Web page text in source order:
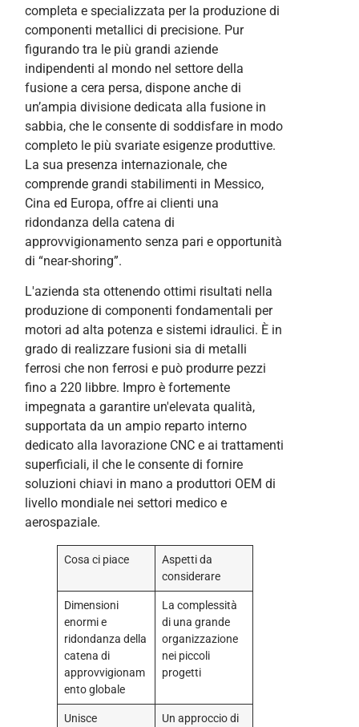
completa e specializzata per la produzione di
componenti metallici di precisione. Pur
figurando tra le più grandi aziende
indipendenti al mondo nel settore della
fusione a cera persa, dispone anche di
un’ampia divisione dedicata alla fusione in
sabbia, che le consente di soddisfare in modo
completo le più svariate esigenze produttive.
La sua presenza internazionale, che
comprende grandi stabilimenti in Messico,
Cina ed Europa, offre ai clienti una
ridondanza della catena di
approvvigionamento senza pari e opportunità
di “near-shoring”.
L'azienda sta ottenendo ottimi risultati nella
produzione di componenti fondamentali per
motori ad alta potenza e sistemi idraulici. È in
grado di realizzare fusioni sia di metalli
ferrosi che non ferrosi e può produrre pezzi
fino a 220 libbre. Impro è fortemente
impegnata a garantire un'elevata qualità,
supportata da un ampio reparto interno
dedicato alla lavorazione CNC e ai trattamenti
superficiali, il che le consente di fornire
soluzioni chiavi in mano a produttori OEM di
livello mondiale nei settori medico e
aerospaziale.
Cosa ci piace
Aspetti da
considerare
Dimensioni
enormi e
ridondanza della
catena di
approvvigionam
ento globale
La complessità
di una grande
organizzazione
nei piccoli
progetti
Unisce
Un approccio di